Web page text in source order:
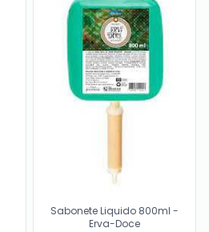
Sabonete Liquido 800ml -
Erva-Doce